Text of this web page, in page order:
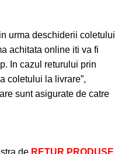
urma deschiderii coletului
achitata online iti va fi
In cazul returului prin
coletului la livrare”,
sunt asigurate de catre